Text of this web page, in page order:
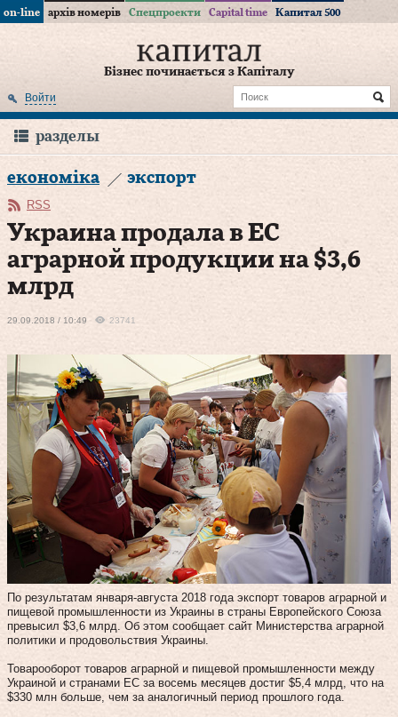
on-line архів номерів Спецпроекти Capital time Капитал 500
Бізнес починається з Капіталу
Войти
разделы
економіка экспорт
RSS
Украина продала в ЕС
аграрной продукции на $3,6
млрд
29.09.2018 / 10:49 23741
По результатам января-августа 2018 года экспорт товаров аграрной и
пищевой промышленности из Украины в страны Европейского Союза
превысил $3,6 млрд. Об этом сообщает сайт Министерства аграрной
политики и продовольствия Украины.
Товарооборот товаров аграрной и пищевой промышленности между
Украиной и странами ЕС за восемь месяцев достиг $5,4 млрд, что на
$330 млн больше, чем за аналогичный период прошлого года.